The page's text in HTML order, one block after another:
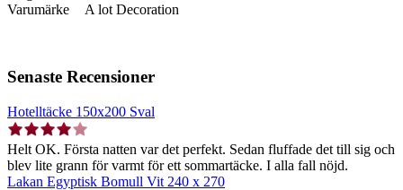
Varumärke
A lot Decoration
Senaste Recensioner
Hotelltäcke 150x200 Sval
Helt OK. Första natten var det perfekt. Sedan fluffade det till sig och
blev lite grann för varmt för ett sommartäcke. I alla fall nöjd.
Lakan Egyptisk Bomull Vit 240 x 270